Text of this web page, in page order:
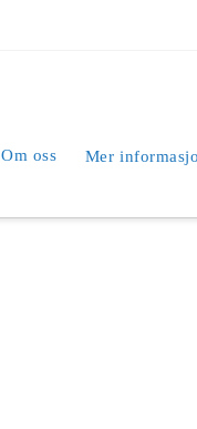
Om oss Mer